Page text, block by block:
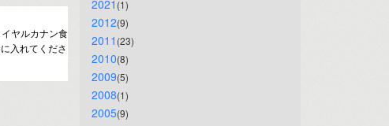
ヤルカナン食
入れてくださ
2021 (1)
2012(9)
2011 (23)
2010(8)
2009(5)
2008(1)
2005(9)